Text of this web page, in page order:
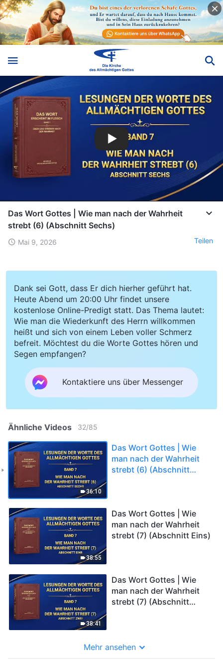
Das Wort Gottes | Wie man nach der Wahrheit
strebt (6) (Abschnitt Sechs)
Mai 9, 2026 Teilen
Dank sei Gott, dass Er dich hierher geführt hat.
Heute Abend um 20:00 Uhr findet unsere
kostenlose Online-Predigt statt. Das Thema lautet:
Wie man die Wiederkunft des Herrn willkommen
heißt und sich von einem Leben voller Schmerz
befreit. Möchtest du die Worte Gottes hören und
Segen empfangen?
Kontaktiere uns über Messenger
Ähnliche Videos 32/85
36:10
Das Wort Gottes | Wie
man nach der Wahrheit
strebt (6) (Abschnitt
38:55
Das Wort Gottes | Wie
man nach der Wahrheit
strebt (7) (Abschnitt Eins)
38:41
Das Wort Gottes | Wie
man nach der Wahrheit
strebt (7) (Abschnitt
Mehr ansehen